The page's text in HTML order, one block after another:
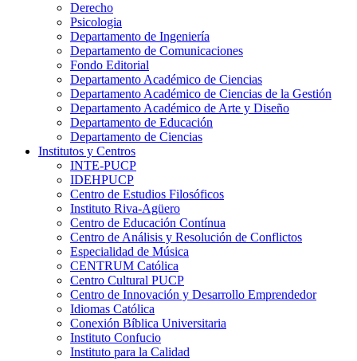
Derecho
Psicologia
Departamento de Ingeniería
Departamento de Comunicaciones
Fondo Editorial
Departamento Académico de Ciencias
Departamento Académico de Ciencias de la Gestión
Departamento Académico de Arte y Diseño
Departamento de Educación
Departamento de Ciencias
Institutos y Centros
INTE-PUCP
IDEHPUCP
Centro de Estudios Filosóficos
Instituto Riva-Agüero
Centro de Educación Contínua
Centro de Análisis y Resolución de Conflictos
Especialidad de Música
CENTRUM Católica
Centro Cultural PUCP
Centro de Innovación y Desarrollo Emprendedor
Idiomas Católica
Conexión Bíblica Universitaria
Instituto Confucio
Instituto para la Calidad